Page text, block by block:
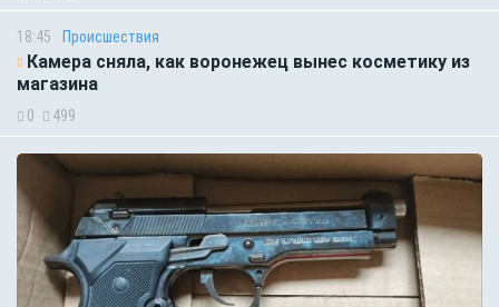
18:45 Происшествия
Камера сняла, как воронежец вынес косметику из
магазина
0 499